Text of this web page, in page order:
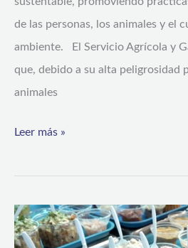
de las personas, los animales y el
ambiente. El Servicio Agrícola y
que, debido a su alta peligrosidad
animales
Leer más »
Autoridad
Sanitaria